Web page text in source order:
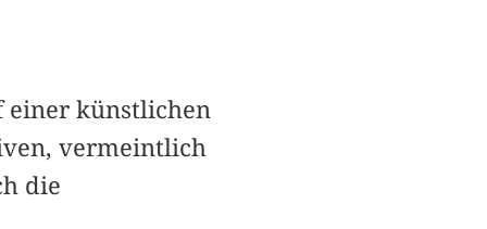
einer künstlichen
vermeintlich
die